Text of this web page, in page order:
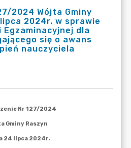
2024 Wójta Gminy
2024r. w sprawie
Egzaminacyjnej dla
się o awans
nauczyciela